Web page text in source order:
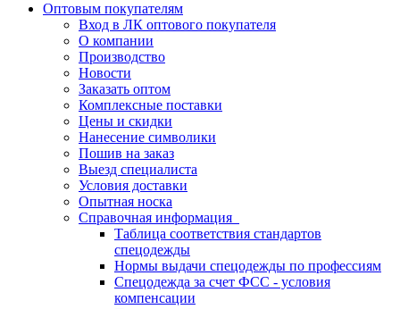
Оптовым покупателям
Вход в ЛК оптового покупателя
О компании
Производство
Новости
Заказать оптом
Комплексные поставки
Цены и скидки
Нанесение символики
Пошив на заказ
Выезд специалиста
Условия доставки
Опытная носка
Справочная информация
Таблица соответствия стандартов
спецодежды
Нормы выдачи спецодежды по профессиям
Спецодежда за счет ФСС - условия
компенсации